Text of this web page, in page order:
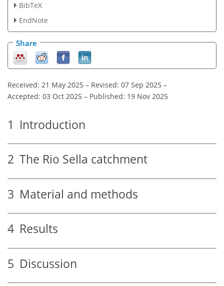
BibTeX
EndNote
Share
Received: 21 May 2025 – Revised: 07 Sep 2025 –
Accepted: 03 Oct 2025 – Published: 19 Nov 2025
1 Introduction
2 The Rio Sella catchment
3 Material and methods
4 Results
5 Discussion